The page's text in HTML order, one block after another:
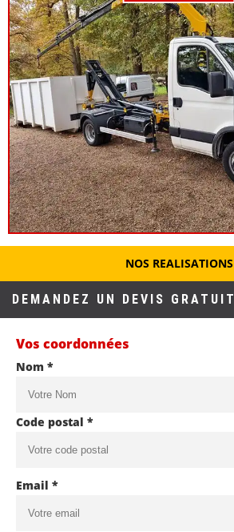
NOS REALISATIONS
DEMANDEZ UN DEVIS GRATUIT
Vos coordonnées
Nom *
Code postal *
Email *